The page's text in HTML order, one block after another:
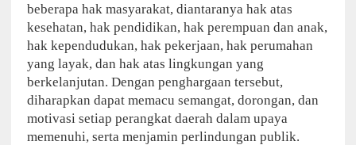
beberapa hak masyarakat, diantaranya hak atas
kesehatan, hak pendidikan, hak perempuan dan anak,
hak kependudukan, hak pekerjaan, hak perumahan
yang layak, dan hak atas lingkungan yang
berkelanjutan. Dengan penghargaan tersebut,
diharapkan dapat memacu semangat, dorongan, dan
motivasi setiap perangkat daerah dalam upaya
memenuhi, serta menjamin perlindungan publik.